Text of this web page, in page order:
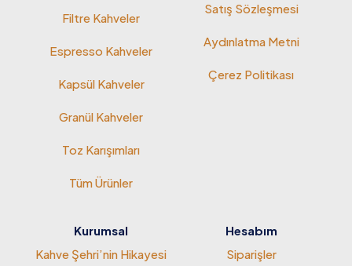
Filtre Kahveler
Espresso Kahveler
Kapsül Kahveler
Granül Kahveler
Toz Karışımları
Tüm Ürünler
Satış Sözleşmesi
Aydınlatma Metni
Çerez Politikası
Kurumsal
Kahve Şehri’nin Hikayesi
Hesabım
Siparişler